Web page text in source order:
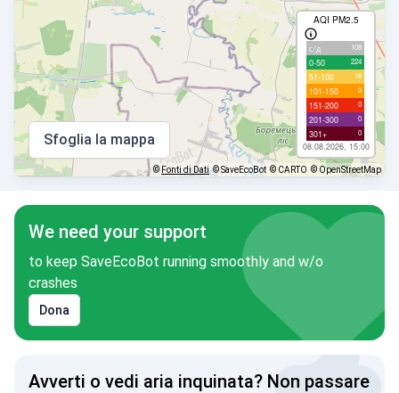
AQI PM2.5
с/д 108
0-50 224
51-100 18
101-150 0
151-200 0
201-300 0
301+ 0
08.08.2026, 15:00
Sfoglia la mappa
© Fonti di Dati © SaveEcoBot © CARTO © OpenStreetMap
We need your support
to keep SaveEcoBot running smoothly and w/o
crashes
Dona
Avverti o vedi aria inquinata? Non passare